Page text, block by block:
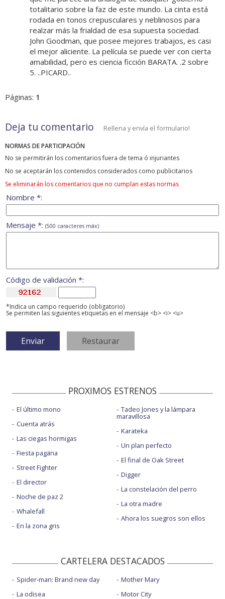
totalitario sobre la faz de este mundo. La cinta está
rodada en tonos crepusculares y neblinosos para
realzar más la frialdad de esa supuesta sociedad.
John Goodman, que posee mejores trabajos, es casi
el mejor aliciente. La película se puede ver con cierta
amabilidad, pero es ciencia ficción BARATA. .2 sobre
5. ..PICARD..
Páginas: 1
Deja tu comentario Rellena y envía el formulario!
NORMAS DE PARTICIPACIÓN
No se permitirán los comentarios fuera de tema ó injuriantes
No se aceptarán los contenidos considerados como publicitarios
Se eliminarán los comentarios que no cumplan estas normas
Nombre *:
Mensaje *: (500 caracteres máx)
Código de validación *:
*Indica un campo requerido (obligatorio)
Se permiten las siguientes etiquetas en el mensaje <b> <i> <u>
PROXIMOS ESTRENOS
El último mono
Cuenta atrás
Las ciegas hormigas
Fiesta pagäna
Street Fighter
El director
Noche de paz 2
Whalefall
En la zona gris
Tadeo Jones y la lámpara
maravillosa
Karateka
Un plan perfecto
El final de Oak Street
Digger
La constelación del perro
La otra madre
Ahora los suegros son ellos
CARTELERA DESTACADOS
Spider-man: Brand new day
La odisea
Mother Mary
Motor City